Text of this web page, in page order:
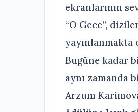
ekranlarının
“O Gece”,
yayınlanmakta
Bugüne kadar
aynı zamanda
Arzum